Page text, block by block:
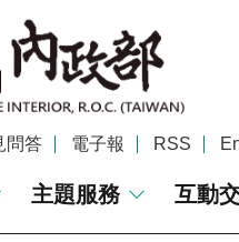
問答 電子報 RSS
主題服務 互動